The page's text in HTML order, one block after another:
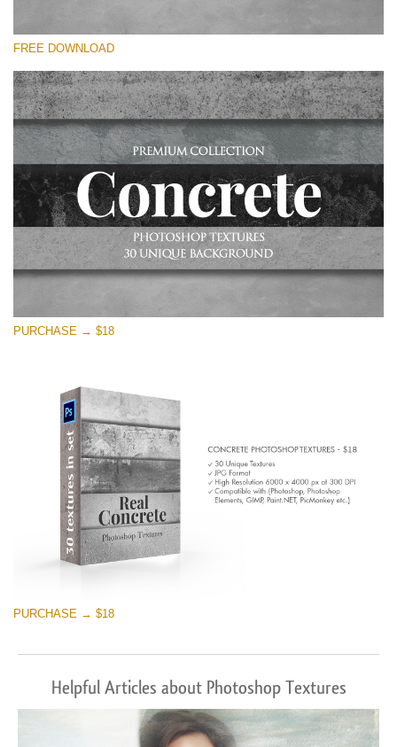
Xin hãy lựa chọn
Small 800*533px
Concrete Textures
(30 Textures)
Large 6000*4000px
Entire Collection
(1783 Overlays)
Large 6000*4000px
Tải xuống miễn phí
FREE DOWNLOAD
PURCHASE → $18
PURCHASE → $18
Helpful Articles about Photoshop Textures